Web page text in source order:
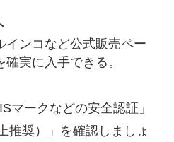
ンコなど公式販売ペー
実に入手できる。
マークなどの安全認証」
推奨）」を確認しましょ